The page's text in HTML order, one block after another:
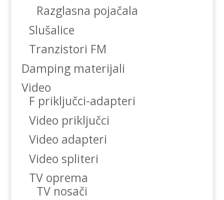
Razglasna pojačala
Slušalice
Tranzistori FM
Damping materijali
Video
F priključci-adapteri
Video priključci
Video adapteri
Video spliteri
TV oprema
TV nosači